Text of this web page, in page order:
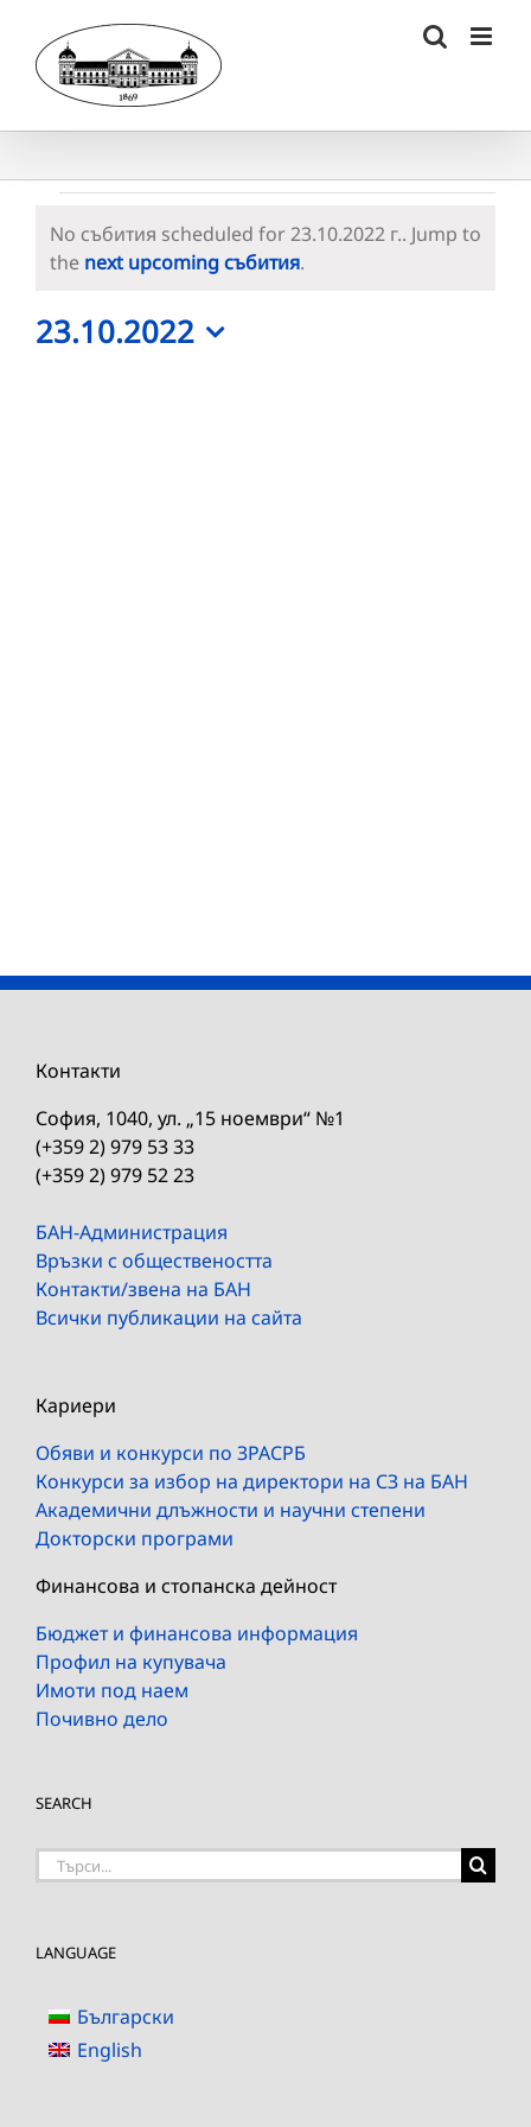
content
Събития
for
23.10.2022
г.
Notice
No събития scheduled for 23.10.2022 г.. Jump to
the next upcoming събития.
23.10.2022
Контакти
София, 1040, ул. „15 ноември“ №1
(+359 2) 979 53 33
(+359 2) 979 52 23
БАН-Администрация
Връзки с обществеността
Контакти/звена на БАН
Всички публикации на сайта
Кариери
Обяви и конкурси по ЗРАСРБ
Конкурси за избор на директори на СЗ на БАН
Академични длъжности и научни степени
Докторски програми
Финансова и стопанска дейност
Бюджет и финансова информация
Профил на купувача
Имоти под наем
Почивно дело
SEARCH
Търсене
LANGUAGE
Български
English